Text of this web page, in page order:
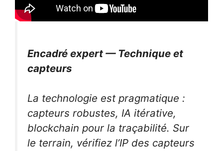
Encadré expert — Technique et
capteurs
La technologie est pragmatique :
capteurs robustes, IA itérative,
blockchain pour la traçabilité. Sur
le terrain, vérifiez l’IP des capteurs